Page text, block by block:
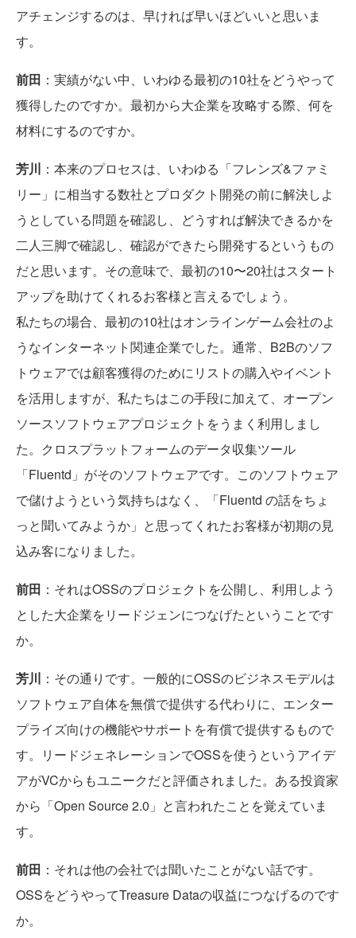
アチェンジするのは、早ければ早いほどいいと思いま
す。
前田 ：実績がない中、いわゆる最初の10社をどうやって
獲得したのですか。最初から大企業を攻略する際、何を
材料にするのですか。
芳川 ：本来のプロセスは、いわゆる「フレンズ&ファミ
リー」に相当する数社とプロダクト開発の前に解決しよ
うとしている問題を確認し、どうすれば解決できるかを
二人三脚で確認し、確認ができたら開発するというもの
だと思います。その意味で、最初の10〜20社はスタート
アップを助けてくれるお客様と言えるでしょう。
私たちの場合、最初の10社はオンラインゲーム会社のよ
うなインターネット関連企業でした。通常、B2Bのソフ
トウェアでは顧客獲得のためにリストの購入やイベント
を活用しますが、私たちはこの手段に加えて、オープン
ソースソフトウェアプロジェクトをうまく利用しまし
た。クロスプラットフォームのデータ収集ツール
「Fluentd」がそのソフトウェアです。このソフトウェア
で儲けようという気持ちはなく、「Fluentd の話をちょ
っと聞いてみようか」と思ってくれたお客様が初期の見
込み客になりました。
前田 ：それはOSSのプロジェクトを公開し、利用しよう
とした大企業をリードジェンにつなげたということです
か。
芳川 ：その通りです。一般的にOSSのビジネスモデルは
ソフトウェア自体を無償で提供する代わりに、エンター
プライズ向けの機能やサポートを有償で提供するもので
す。リードジェネレーションでOSSを使うというアイデ
アがVCからもユニークだと評価されました。ある投資家
から「Open Source 2.0」と言われたことを覚えていま
す。
前田 ：それは他の会社では聞いたことがない話です。
OSSをどうやってTreasure Dataの収益につなげるのです
か。